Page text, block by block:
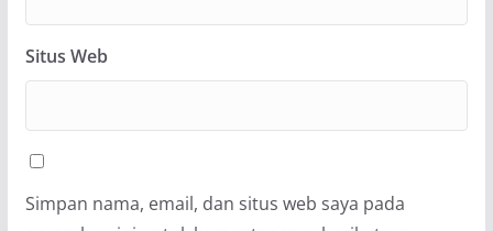
Situs Web
Simpan nama, email, dan situs web saya pada